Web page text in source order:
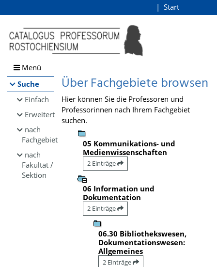
Browsen
direkt zum Inhalt
Start
Menü
Suche
Einfach
Erweitert
nach
Fachgebiet
nach
Fakultät /
Sektion
Über Fachgebiete browsen
Hier können Sie die Professoren und
Professorinnen nach Ihrem Fachgebiet
suchen.
05 Kommunikations- und
Medienwissenschaften
2 Einträge
06 Information und
Dokumentation
2 Einträge
06.30 Bibliothekswesen,
Dokumentationswesen:
Allgemeines
2 Einträge